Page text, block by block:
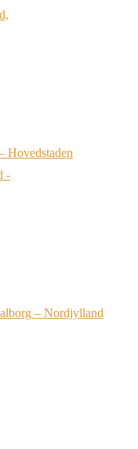
Hovedstaden
– Nordjylland